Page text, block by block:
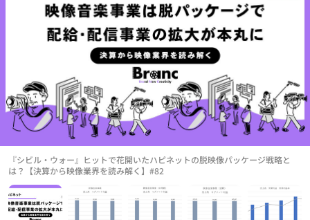
『シビル・ウォー』ヒットで花開いたハピネットの脱映像パッケージ戦略と
は？【決算から映像業界を読み解く】#82